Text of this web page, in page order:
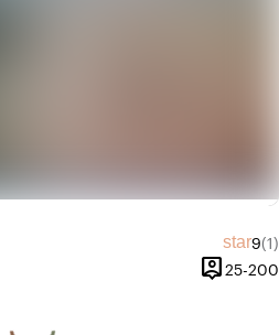
star9(1)
person_pin
Kapazität
25-200